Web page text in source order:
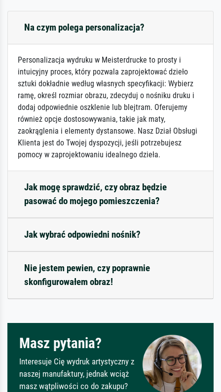
Na czym polega personalizacja?
Personalizacja wydruku w Meisterdrucke to prosty i
intuicyjny proces, który pozwala zaprojektować dzieło
sztuki dokładnie według własnych specyfikacji: Wybierz
ramę, określ rozmiar obrazu, zdecyduj o nośniku druku i
dodaj odpowiednie oszklenie lub blejtram. Oferujemy
również opcje dostosowywania, takie jak maty,
zaokrąglenia i elementy dystansowe. Nasz Dział Obsługi
Klienta jest do Twojej dyspozycji, jeśli potrzebujesz
pomocy w zaprojektowaniu idealnego dzieła.
Jak mogę sprawdzić, czy obraz będzie
pasować do mojego pomieszczenia?
Jak wybrać odpowiedni nośnik?
Nie jestem pewien, czy poprawnie
skonfigurowałem obraz!
Masz pytania?
Interesuje Cię wydruk artystyczny z
naszej manufaktury, jednak wciąż
masz wątpliwości co do zakupu?